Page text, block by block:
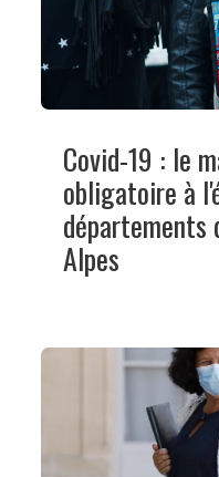
Covid-19 : le
obligatoire à
départements
Alpes